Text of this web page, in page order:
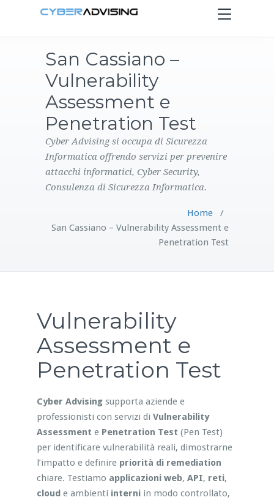
Toggle
navigation
PRODOTTI
CONTATTI
San Cassiano –
Vulnerability
Assessment e
Penetration Test
Cyber Advising si occupa di Sicurezza
Informatica offrendo servizi per prevenire
attacchi informatici, Cyber Security,
Consulenza di Sicurezza Informatica.
Home/
San Cassiano – Vulnerability Assessment e
Penetration Test
Vulnerability
Assessment e
Penetration Test
Cyber Advisingsupporta aziende e
professionisti con servizi di Vulnerability
Assessment e Penetration Test (Pen Test)
per identificare vulnerabilità reali, dimostrarne
l’impatto e definire priorità di remediation
chiare. Testiamo applicazioni web, API, reti,
cloude ambienti interniin modo controllato,